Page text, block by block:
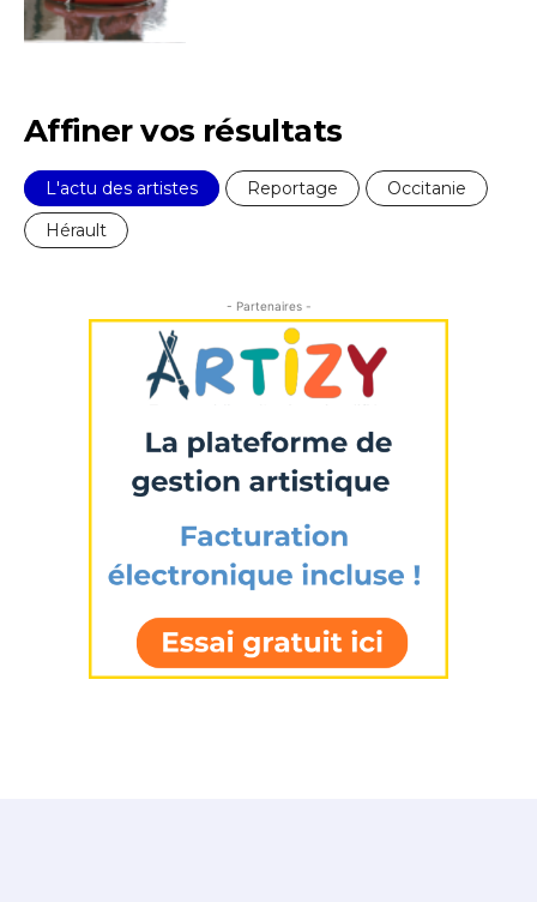
Affiner vos résultats
L'actu des artistes Reportage
Occitanie
Hérault
- Partenaires -